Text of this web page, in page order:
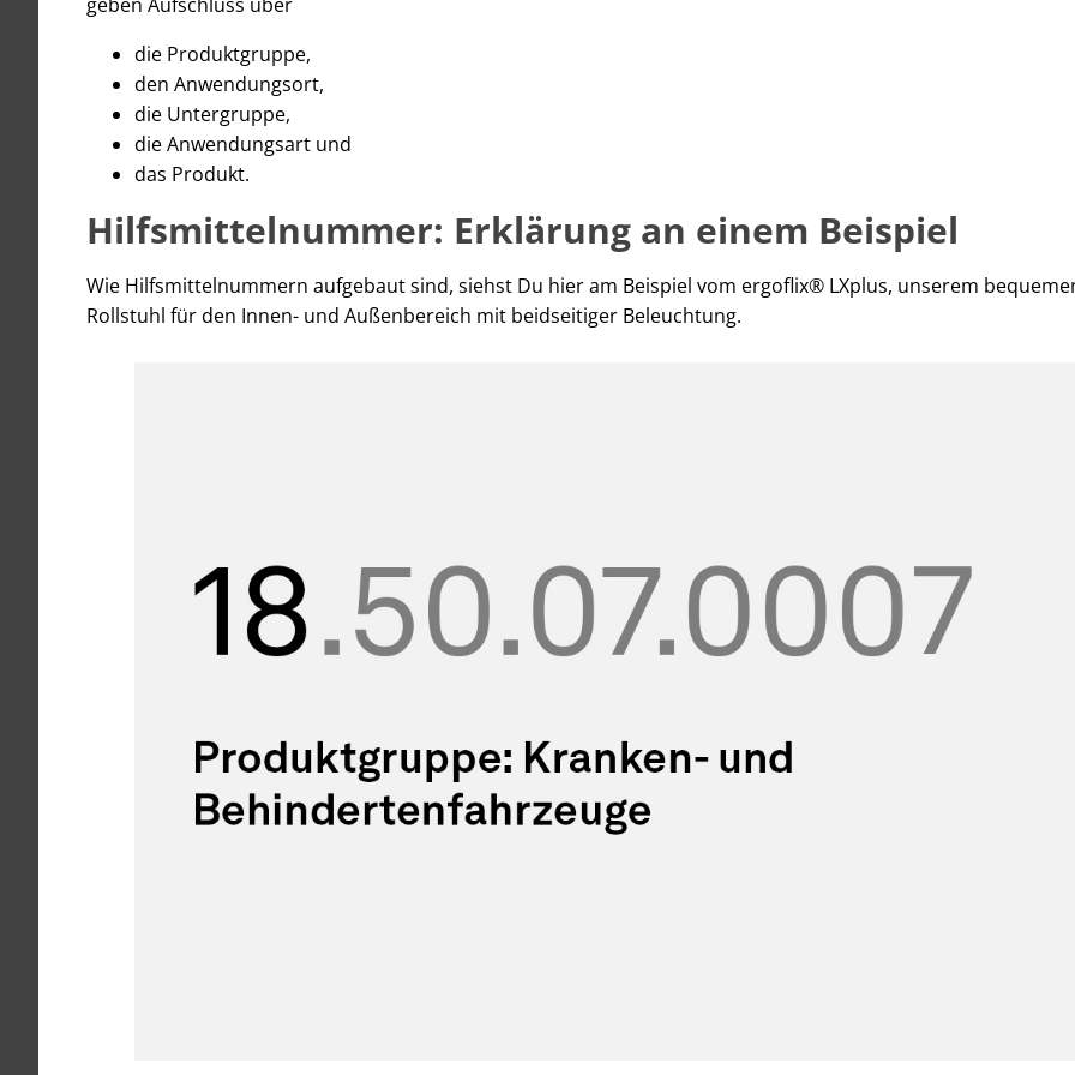
die Produktgruppe,
den Anwendungsort,
die Untergruppe,
die Anwendungsart und
das Produkt.
Hilfsmittelnummer: Erklärung an einem Beispiel
Wie Hilfsmittelnummern aufgebaut sind, siehst Du hier am Beispiel vom ergoflix® LXplus, unserem
Rollstuhl für den Innen- und Außenbereich mit beidseitiger Beleuchtung.